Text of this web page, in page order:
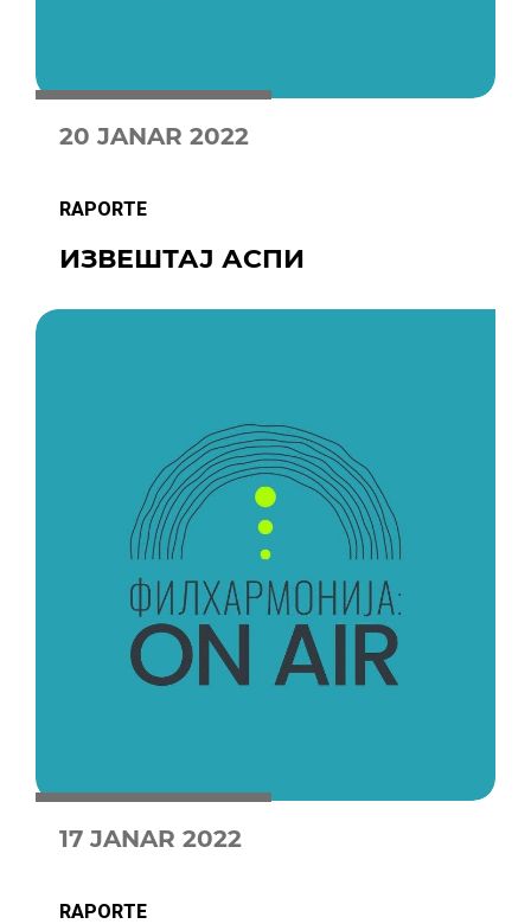
20 JANAR 2022
RAPORTE
ИЗВЕШТАЈ АСПИ
17 JANAR 2022
RAPORTE